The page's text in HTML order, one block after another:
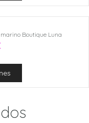
Boutique Luna